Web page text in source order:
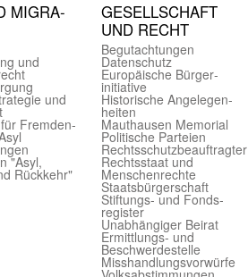
MIGRA­
und
und
Fremden­
"Asyl,
Rückkehr"
GE­SELL­SCHAFT
UND RECHT
Begut­achtungen
Daten­schutz
Europäische Bürger­
initiative
Historische Angelegen­
heiten
Mauthausen Memorial
Politische Parteien
Rechts­schutz­beauftragter
Rechts­staat und
Menschen­rechte
Staats­bürger­schaft
Stiftungs- und Fonds­
register
Unab­hängiger Beirat
Ermittlungs- und
Beschwerde­stelle
Misshandlungs­vorwürfe